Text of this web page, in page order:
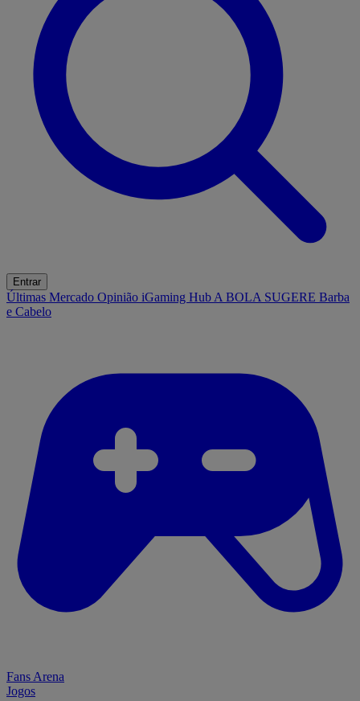
Entrar
Últimas Mercado Opinião iGaming Hub A BOLA SUGERE Barba
e Cabelo
Fans Arena
Jogos